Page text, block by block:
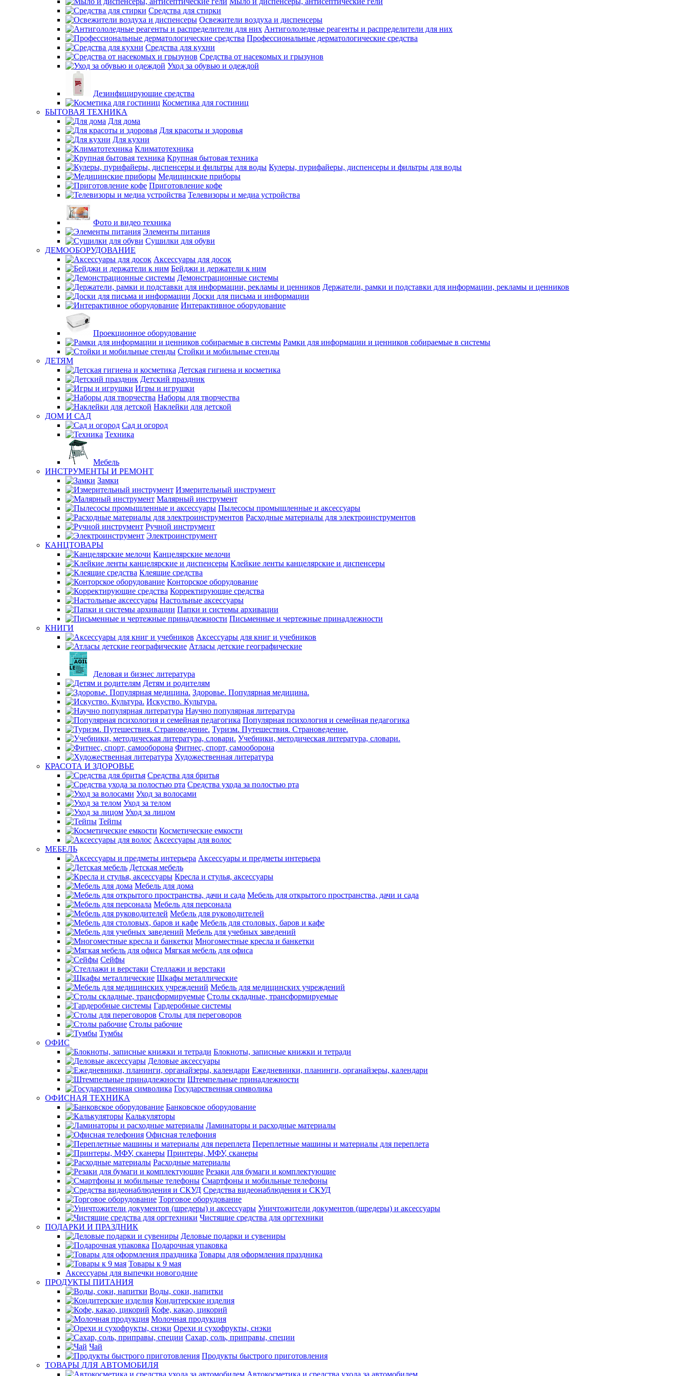
Средства для стирки
Освежители воздуха и диспенсеры
Антигололедные реагенты и распределители для них
Профессиональные дерматологические средства
Средства для кухни
Средства от насекомых и грызунов
Уход за обувью и одеждой
Дезинфицирующие средства
Косметика для гостиниц
БЫТОВАЯ ТЕХНИКА
Для дома
Для красоты и здоровья
Для кухни
Климатотехника
Крупная бытовая техника
Кулеры, пурифайеры, диспенсеры и фильтры для воды
Медицинские приборы
Приготовление кофе
Телевизоры и медиа устройства
Фото и видео техника
Элементы питания
Сушилки для обуви
ДЕМООБОРУДОВАНИЕ
Аксессуары для досок
Бейджи и держатели к ним
Демонстрационные системы
Держатели, рамки и подставки для информации, рекламы и ценников
Доски для письма и информации
Интерактивное оборудование
Проекционное оборудование
Рамки для информации и ценников собираемые в системы
Стойки и мобильные стенды
ДЕТЯМ
Детская гигиена и косметика
Детский праздник
Игры и игрушки
Наборы для творчества
Наклейки для детской
ДОМ И САД
Сад и огород
Техника
Мебель
ИНСТРУМЕНТЫ И РЕМОНТ
Замки
Измерительный инструмент
Малярный инструмент
Пылесосы промышленные и аксессуары
Расходные материалы для электроинструментов
Ручной инструмент
Электроинструмент
КАНЦТОВАРЫ
Канцелярские мелочи
Клейкие ленты канцелярские и диспенсеры
Клеящие средства
Конторское оборудование
Корректирующие средства
Настольные аксессуары
Папки и системы архивации
Письменные и чертежные принадлежности
КНИГИ
Аксессуары для книг и учебников
Атласы детские географические
Деловая и бизнес литература
Детям и родителям
Здоровье. Популярная медицина.
Искуство. Культура.
Научно популярная литература
Популярная психология и семейная педагогика
Туризм. Путешествия. Страноведение.
Учебники, методическая литература, словари.
Фитнес, спорт, самооборона
Художественная литература
КРАСОТА И ЗДОРОВЬЕ
Средства для бритья
Средства ухода за полостью рта
Уход за волосами
Уход за телом
Уход за лицом
Тейпы
Косметические емкости
Аксессуары для волос
МЕБЕЛЬ
Аксессуары и предметы интерьера
Детская мебель
Кресла и стулья, аксессуары
Мебель для дома
Мебель для открытого пространства, дачи и сада
Мебель для персонала
Мебель для руководителей
Мебель для столовых, баров и кафе
Мебель для учебных заведений
Многоместные кресла и банкетки
Мягкая мебель для офиса
Сейфы
Стеллажи и верстаки
Шкафы металлические
Мебель для медицинских учреждений
Столы складные, трансформируемые
Гардеробные системы
Столы для переговоров
Столы рабочие
Тумбы
ОФИС
Блокноты, записные книжки и тетради
Деловые аксессуары
Ежедневники, планинги, органайзеры, календари
Штемпельные принадлежности
Государственная символика
ОФИСНАЯ ТЕХНИКА
Банковское оборудование
Калькуляторы
Ламинаторы и расходные материалы
Офисная телефония
Переплетные машины и материалы для переплета
Принтеры, МФУ, сканеры
Расходные материалы
Резаки для бумаги и комплектующие
Смартфоны и мобильные телефоны
Средства видеонаблюдения и СКУД
Торговое оборудование
Уничтожители документов (шредеры) и аксессуары
Чистящие средства для оргтехники
ПОДАРКИ И ПРАЗДНИК
Деловые подарки и сувениры
Подарочная упаковка
Товары для оформления праздника
Товары к 9 мая
Аксессуары для выпечки новогодние
ПРОДУКТЫ ПИТАНИЯ
Воды, соки, напитки
Кондитерские изделия
Кофе, какао, цикорий
Молочная продукция
Орехи и сухофрукты, снэки
Сахар, соль, приправы, специи
Чай
Продукты быстрого приготовления
ТОВАРЫ ДЛЯ АВТОМОБИЛЯ
Автокосметика и средства ухода за автомобилем